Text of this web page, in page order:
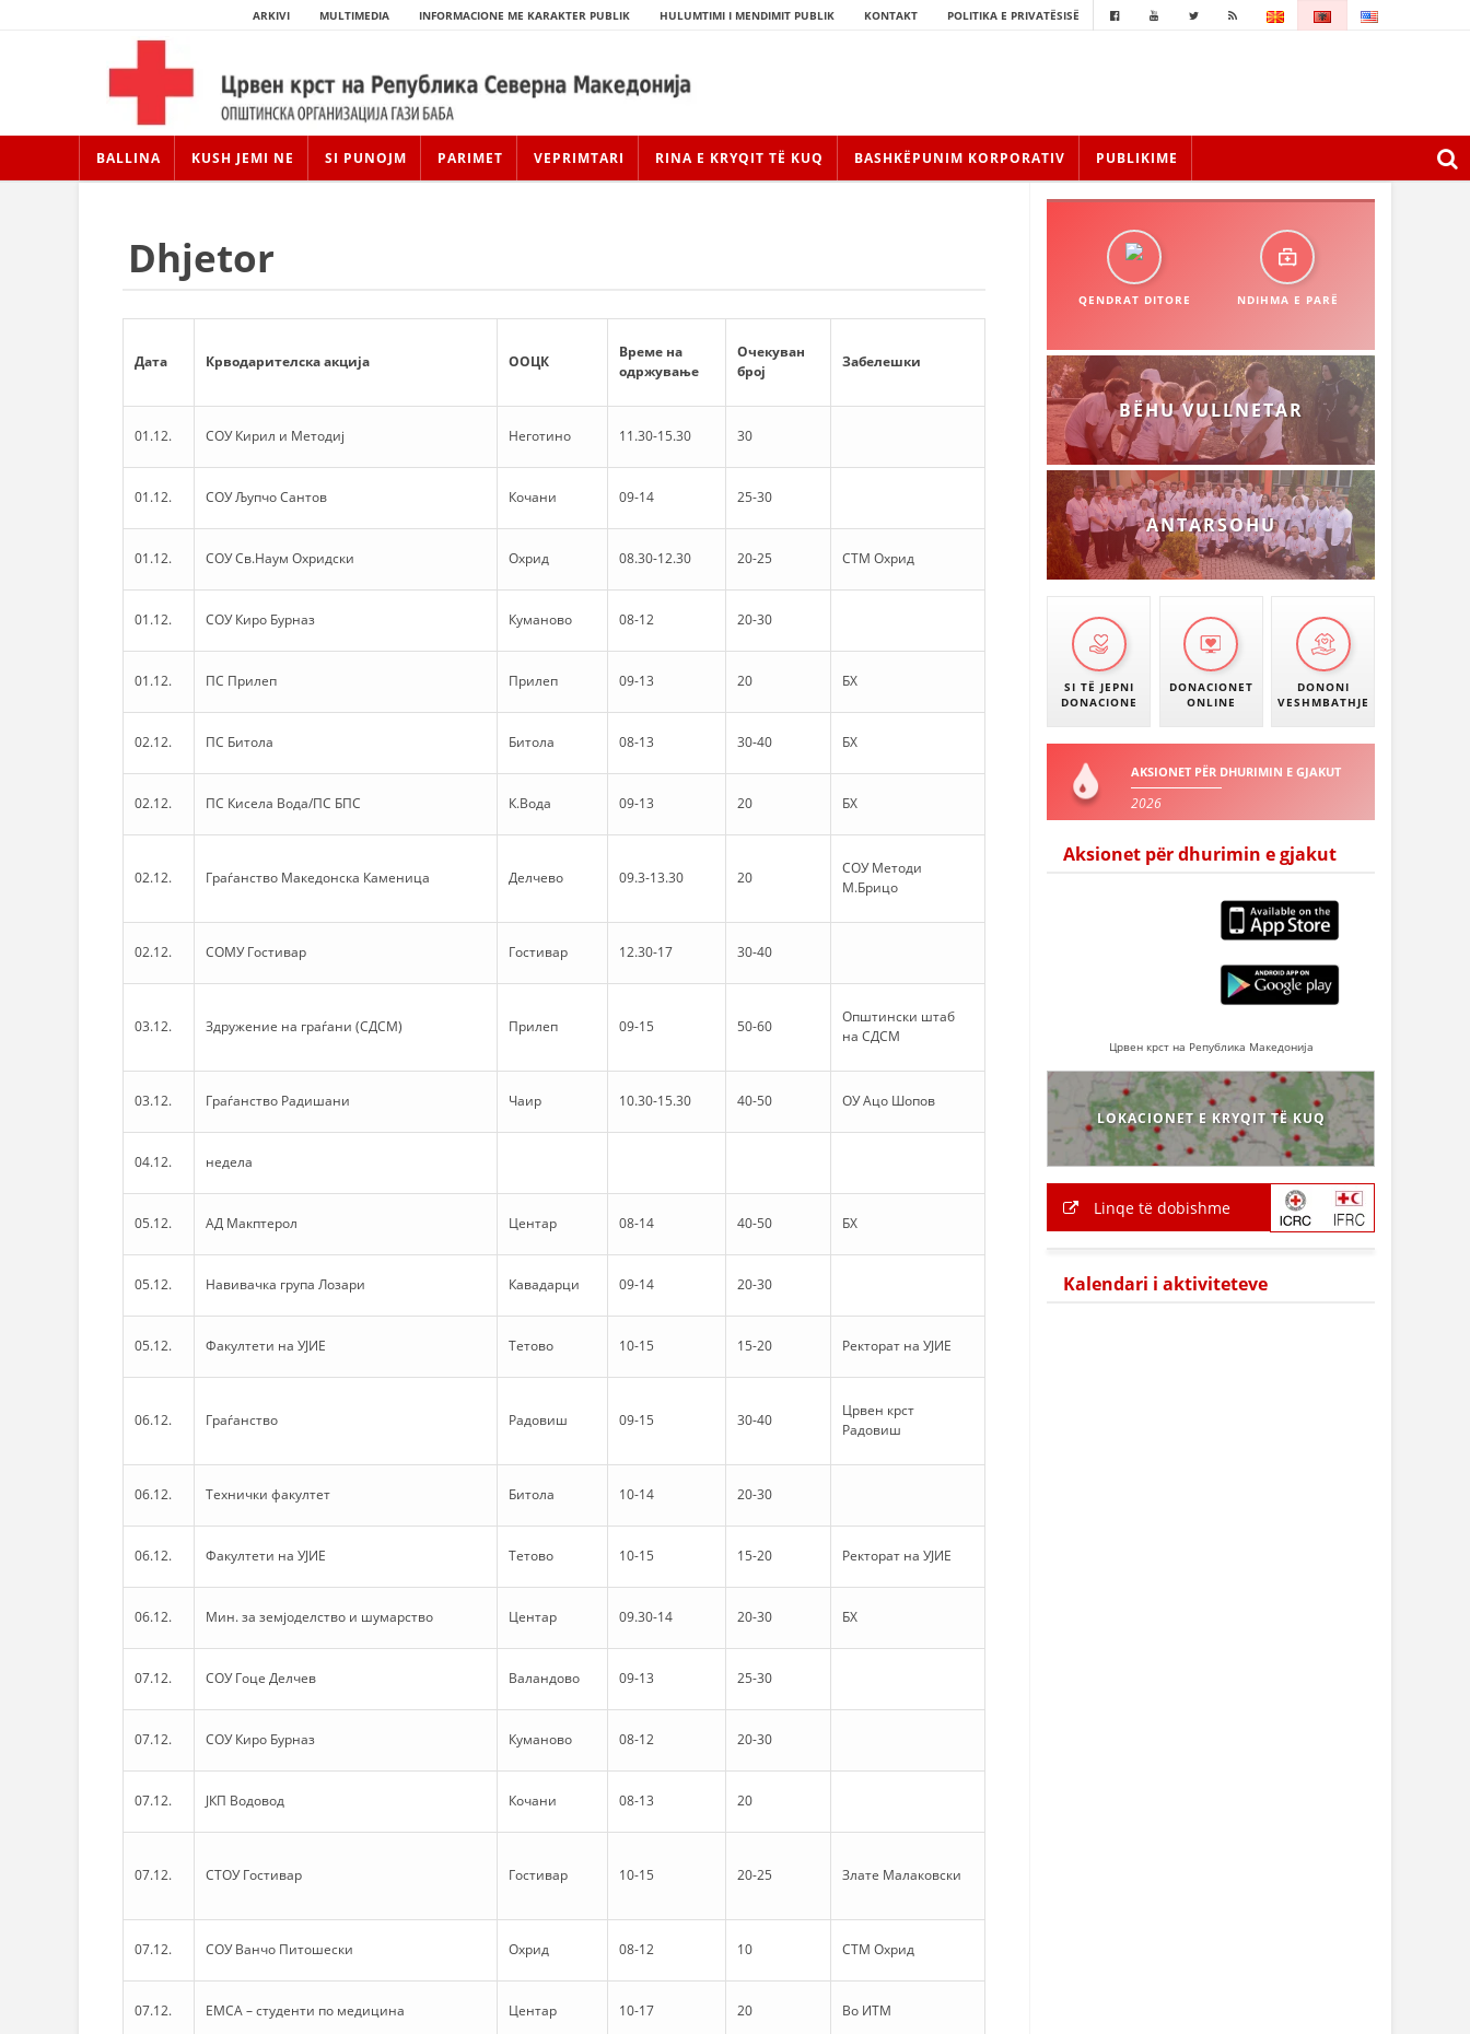
ARKIVI MULTIMEDIA INFORMACIONE ME KARAKTER PUBLIK HULUMTIMI I MENDIMIT PUBLIK KONTAKT POLITIKA E PRIVATËSISË
BALLINA KUSH JEMI NE SI PUNOJM PARIMET VEPRIMTARI RINA E KRYQIT TË KUQ BASHKËPUNIM KORPORATIV PUBLIKIME
HISTORIA E LËVIZJES
STRUKTURA E ORGANIZATËS
STATUTI I KRYQIT TË KUQ
KUVENDI
PËRGATITSHMËRI DHE VEPRIM GJATË KATASTROFAVE
EOK E CK
PROJEKTE
HULUMTIMI I OPINIONIT PUBLIK
PROJEKTE
VEPRIMTARI SHËNDETËSORE PREVENTIVE
MENAXHIM ME VULLNETARË
KUSH JEMI NE
Dhjetor
Дата Крводарителска акција ООЦК
Време на
одржување
Очекуван
број
Забелешки
01.12. СОУ Кирил и Методиј Неготино 11.30-15.30 30
01.12. СОУ Љупчо Сантов Кочани 09-14 25-30
01.12. СОУ Св.Наум Охридски Охрид 08.30-12.30 20-25 СТМ Охрид
01.12. СОУ Киро Бурназ Куманово 08-12 20-30
01.12. ПС Прилеп Прилеп 09-13 20 БХ
02.12. ПС Битола Битола 08-13 30-40 БХ
02.12. ПС Кисела Вода/ПС БПС К.Вода 09-13 20 БХ
02.12. Граѓанство Македонска Каменица Делчево 09.3-13.30 20
СОУ Методи
М.Брицо
02.12. СОМУ Гостивар Гостивар 12.30-17 30-40
03.12. Здружение на граѓани (СДСМ) Прилеп 09-15 50-60
Општински штаб
на СДСМ
03.12. Граѓанство Радишани Чаир 10.30-15.30 40-50 ОУ Ацо Шопов
04.12. недела
05.12. АД Макптерол Центар 08-14 40-50 БХ
05.12. Навивачка група Лозари Кавадарци 09-14 20-30
05.12. Факултети на УЈИЕ Тетово 10-15 15-20 Ректорат на УЈИЕ
06.12. Граѓанство Радовиш 09-15 30-40
Црвен крст
Радовиш
06.12. Технички факултет Битола 10-14 20-30
06.12. Факултети на УЈИЕ Тетово 10-15 15-20 Ректорат на УЈИЕ
06.12. Мин. за земјоделство и шумарство Центар 09.30-14 20-30 БХ
07.12. СОУ Гоце Делчев Валандово 09-13 25-30
07.12. СОУ Киро Бурназ Куманово 08-12 20-30
07.12. ЈКП Водовод Кочани 08-13 20
07.12. СТОУ Гостивар Гостивар 10-15 20-25 Злате Малаковски
07.12. СОУ Ванчо Питошески Охрид 08-12 10 СТМ Охрид
07.12. ЕМСА – студенти по медицина Центар 10-17 20 Во ИТМ
QENDRAT DITORE NDIHMA E PARË
BËHU VULLNETAR
ANTARSOHU
SI TË JEPNI
DONACIONE
DONACIONET
ONLINE
DONONI
VESHMBATHJE
AKSIONET PËR DHURIMIN E GJAKUT
2026
Aksionet për dhurimin e gjakut
Црвен крст на Република Македонија
LOKACIONET E KRYQIT TË KUQ
Linqe të dobishme
Kalendari i aktiviteteve